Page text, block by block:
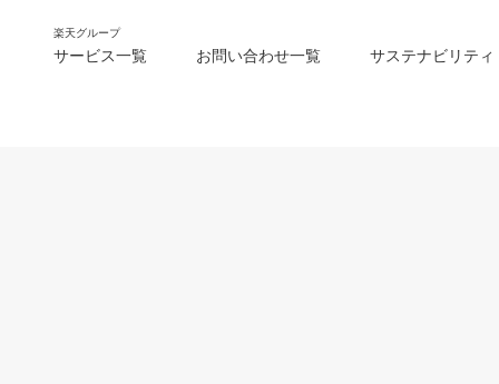
楽天グループ
サービス一覧 お問い合わせ一覧 サステナビリティ